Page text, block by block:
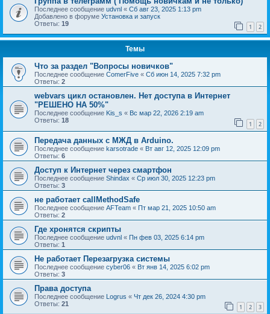
Последнее сообщение udvnl « Сб авг 23, 2025 1:13 pm
Добавлено в форуме Установка и запуск
Ответы: 19 1 2
Темы
Что за раздел "Вопросы новичков"
Последнее сообщение ComerFive « Сб июн 14, 2025 7:32 pm
Ответы: 2
webvars цикл остановлен. Нет доступа в Интернет
"РЕШЕНО НА 50%"
Последнее сообщение Kis_s « Вс мар 22, 2026 2:19 am
Ответы: 18 1 2
Передача данных с МЖД в Arduino.
Последнее сообщение karsotrade « Вт авг 12, 2025 12:09 pm
Ответы: 6
Доступ к Интернет через смартфон
Последнее сообщение Shindax « Ср июл 30, 2025 12:23 pm
Ответы: 3
не работает callMethodSafe
Последнее сообщение AFTeam « Пт мар 21, 2025 10:50 am
Ответы: 2
Где хронятся скрипты
Последнее сообщение udvnl « Пн фев 03, 2025 6:14 pm
Ответы: 1
Не работает Перезагрузка системы
Последнее сообщение cyber06 « Вт янв 14, 2025 6:02 pm
Ответы: 3
Права доступа
Последнее сообщение Logrus « Чт дек 26, 2024 4:30 pm
Ответы: 21 1 2 3